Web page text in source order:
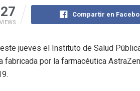
27
VIEWS
Compartir en
jueves el Instituto de Salud
fabricada por la farmacéutica